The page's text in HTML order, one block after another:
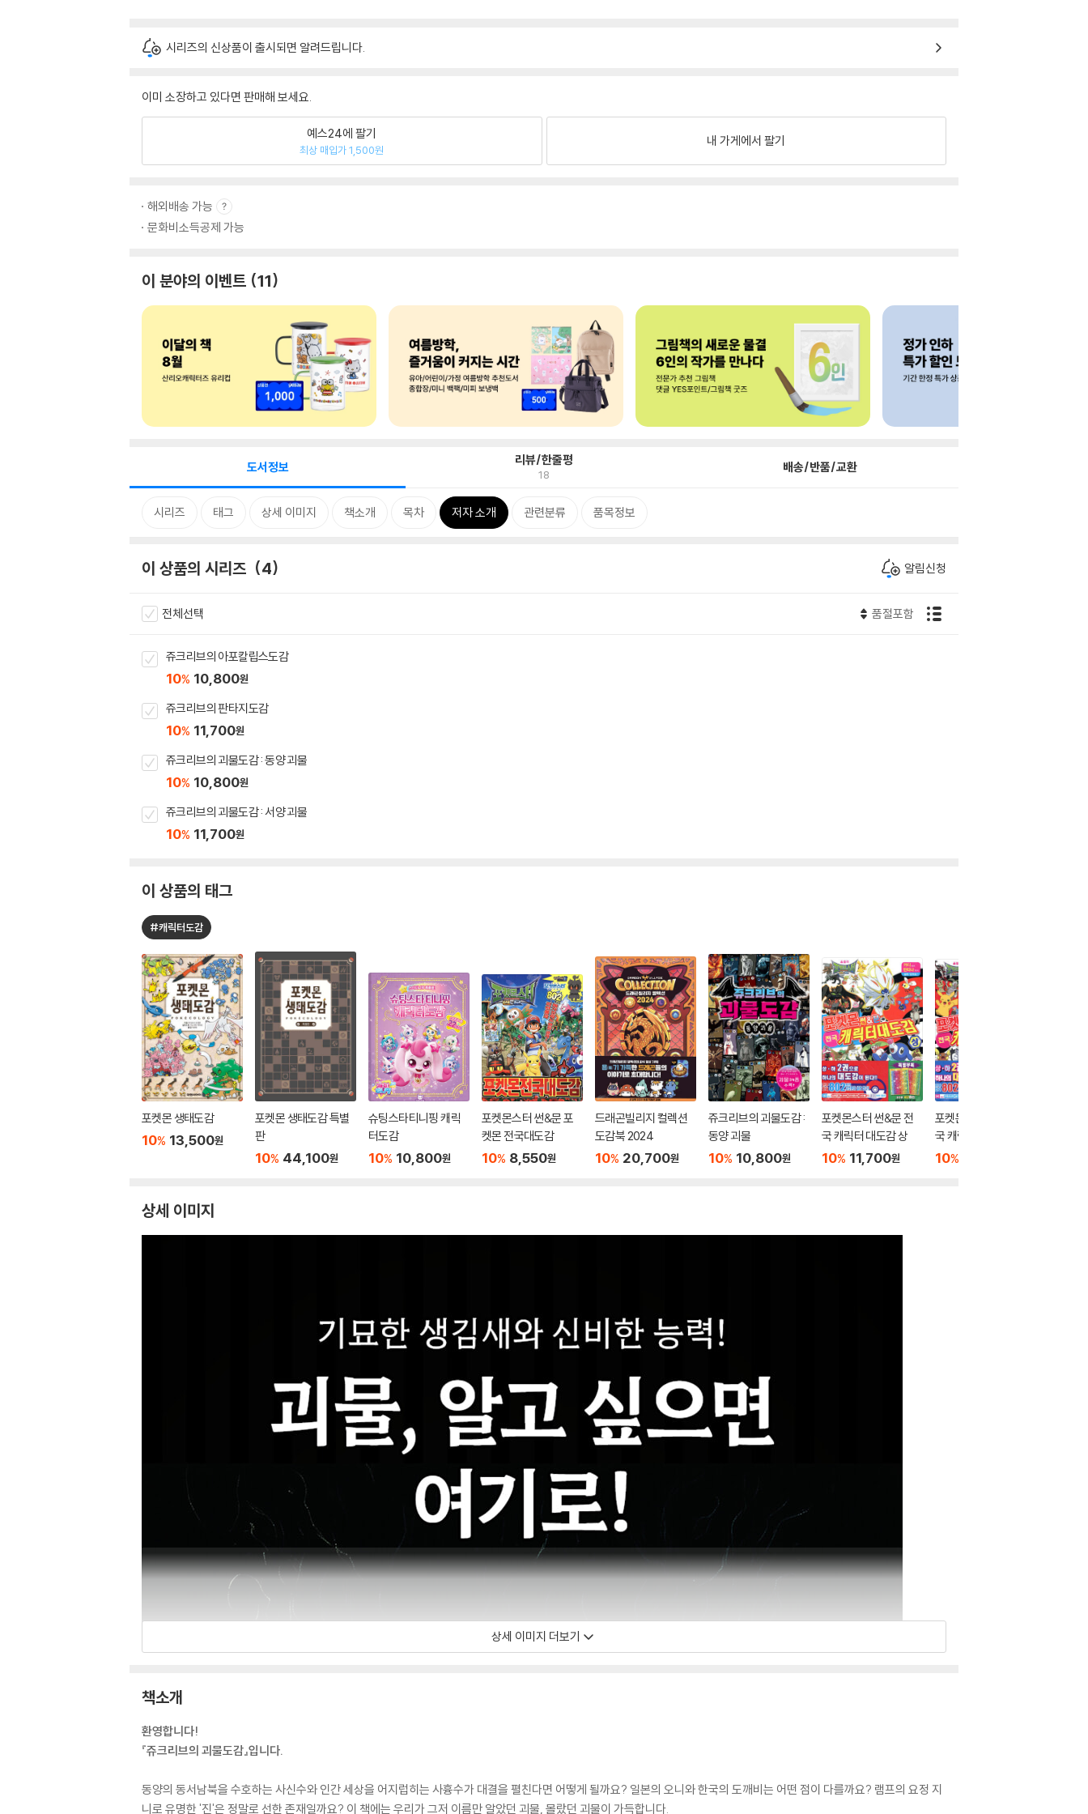
시리즈의 신상품이 출시되면 알려드립니다.
이미 소장하고 있다면 판매해 보세요.
예스24에 팔기
최상 매입가 1,500원
내 가게에서 팔기
해외배송 가능
문화비소득공제 가능
이 분야의 이벤트 11
도서정보 리뷰/한줄평
18 배송/반품/교환
시리즈 태그 상세 이미지 책소개 목차 저자 소개 관련분류 품목정보
이 상품의 시리즈 4 알림신청
전체선택 품절포함
쥬크리브의 아포칼립스도감
10% 10,800원
쥬크리브의 판타지도감
10% 11,700원
쥬크리브의 괴물도감 : 동양 괴물
10% 10,800원
쥬크리브의 괴물도감 : 서양 괴물
10% 11,700원
이 상품의 태그
#캐릭터도감
포켓몬 생태도감
10% 13,500원
포켓몬 생태도감 특별
판
10% 44,100원
슈팅스타티니핑 캐릭
터도감
10% 10,800원
포켓몬스터 썬&문 포
켓몬 전국대도감
10% 8,550원
드래곤빌리지 컬렉션
도감북 2024
10% 20,700원
쥬크리브의 괴물도감 :
동양 괴물
10% 10,800원
포켓몬스터 썬&문 전
국 캐릭터 대도감 상
10% 11,700원
포켓몬스터 썬&문 전
국 캐릭터 대도감 하
10%
상세 이미지
상세 이미지 더보기
책소개
환영합니다!
『쥬크리브의 괴물도감』입니다.
동양의 동서남북을 수호하는 사신수와 인간 세상을 어지럽히는 사흉수가 대결을 펼친다면 어떻게 될까요? 일본의 오니와 한국의 도깨비는 어떤 점이 다를까요? 램프의 요정 지
니로 유명한 '진'은 정말로 선한 존재일까요? 이 책에는 우리가 그저 이름만 알았던 괴물, 몰랐던 괴물이 가득합니다.